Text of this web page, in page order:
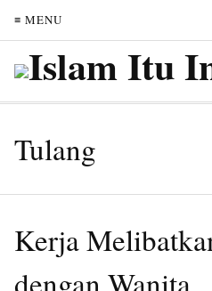
≡ MENU
Tulang
Kerja
dengan Wanita